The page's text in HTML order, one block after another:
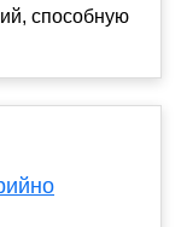
способную